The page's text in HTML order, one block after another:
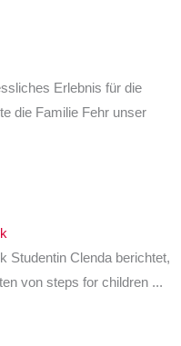
Erlebnis für die
die Familie Fehr unser
Studentin Clenda berichtet,
von steps for children